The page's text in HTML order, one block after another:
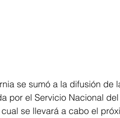
se sumó a la difusión de
por el Servicio Nacional del
se llevará a cabo el